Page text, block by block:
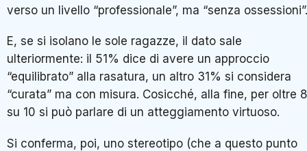
verso un livello “professionale”, ma “senza ossessioni”.
E, se si isolano le sole ragazze, il dato sale
ulteriormente: il 51% dice di avere un approccio
“equilibrato” alla rasatura, un altro 31% si considera
“curata” ma con misura. Cosicché, alla fine, per oltre 8
su 10 si può parlare di un atteggiamento virtuoso.
Si conferma, poi, uno stereotipo (che a questo punto